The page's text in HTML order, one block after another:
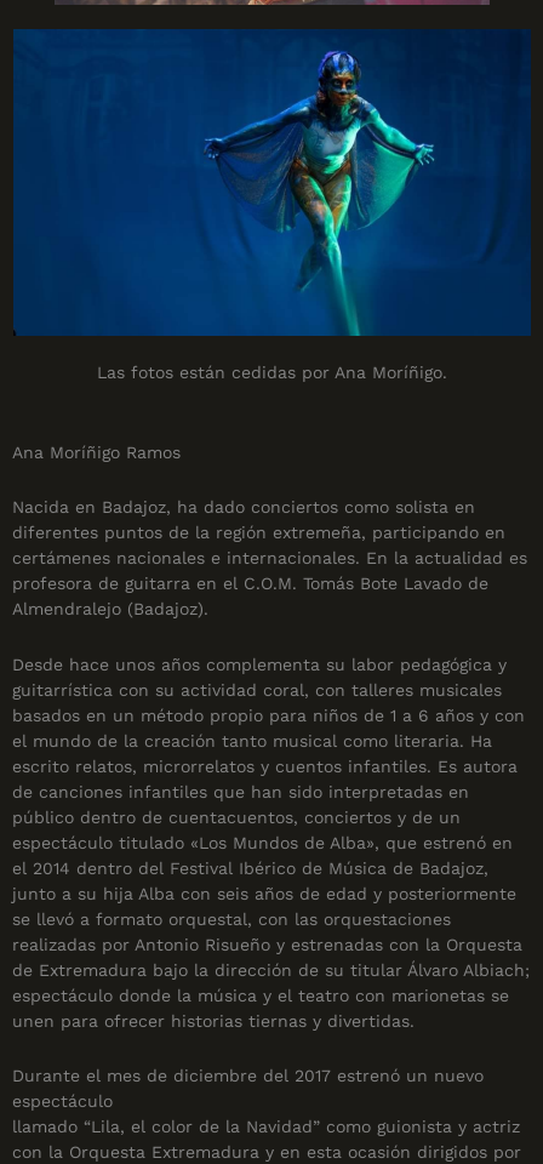
Las fotos están cedidas por Ana Moríñigo.
Ana Moríñigo Ramos
Nacida en Badajoz, ha dado conciertos como solista en
diferentes puntos de la región extremeña, participando en
certámenes nacionales e internacionales. En la actualidad es
profesora de guitarra en el C.O.M. Tomás Bote Lavado de
Almendralejo (Badajoz).
Desde hace unos años complementa su labor pedagógica y
guitarrística con su actividad coral, con talleres musicales
basados en un método propio para niños de 1 a 6 años y con
el mundo de la creación tanto musical como literaria. Ha
escrito relatos, microrrelatos y cuentos infantiles. Es autora
de canciones infantiles que han sido interpretadas en
público dentro de cuentacuentos, conciertos y de un
espectáculo titulado «Los Mundos de Alba», que estrenó en
el 2014 dentro del Festival Ibérico de Música de Badajoz,
junto a su hija Alba con seis años de edad y posteriormente
se llevó a formato orquestal, con las orquestaciones
realizadas por Antonio Risueño y estrenadas con la Orquesta
de Extremadura bajo la dirección de su titular Álvaro Albiach;
espectáculo donde la música y el teatro con marionetas se
unen para ofrecer historias tiernas y divertidas.
Durante el mes de diciembre del 2017 estrenó un nuevo
espectáculo
llamado “Lila, el color de la Navidad” como guionista y actriz
con la Orquesta Extremadura y en esta ocasión dirigidos por